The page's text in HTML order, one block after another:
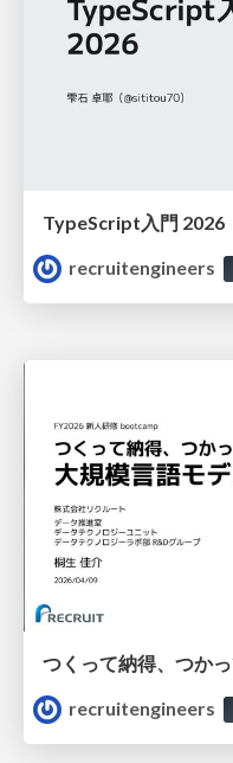
TypeScript入門 2026
recruitengineers
recruitengineers